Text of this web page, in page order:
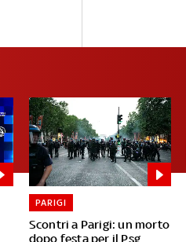
Scontri a Parigi: un morto
dopo festa per il Psg
PARIGI